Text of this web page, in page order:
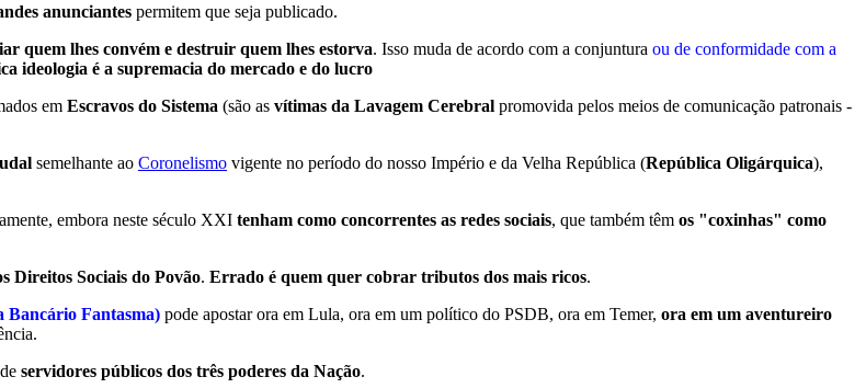
anunciantes permitem que seja publicado.
quem lhes convém e destruir quem lhes estorva. Isso muda de acordo com a conjuntura ou de conformidade com a
ideologia é a supremacia do mercado e do lucro
em Escravos do Sistema (são as vítimas da Lavagem Cerebral promovida pelos meios de comunicação patronais -
semelhante ao Coronelismo vigente no período do nosso Império e da Velha República (República Oligárquica),
embora neste século XXI tenham como concorrentes as redes sociais, que também têm os "coxinhas" como
Direitos Sociais do Povão. Errado é quem quer cobrar tributos dos mais ricos.
Bancário Fantasma) pode apostar ora em Lula, ora em um político do PSDB, ora em Temer, ora em um aventureiro
servidores públicos dos três poderes da Nação.